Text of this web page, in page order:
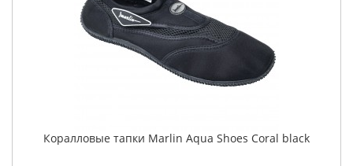
Коралловые тапки Marlin Aqua Shoes Coral black